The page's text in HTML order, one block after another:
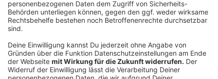
zusammenführen und ihnen Sicherheit und
Gemeinschaft bieten.
Die Liste Internationale Union ist ein
Zusammenschluss von Russland-Deutschen.